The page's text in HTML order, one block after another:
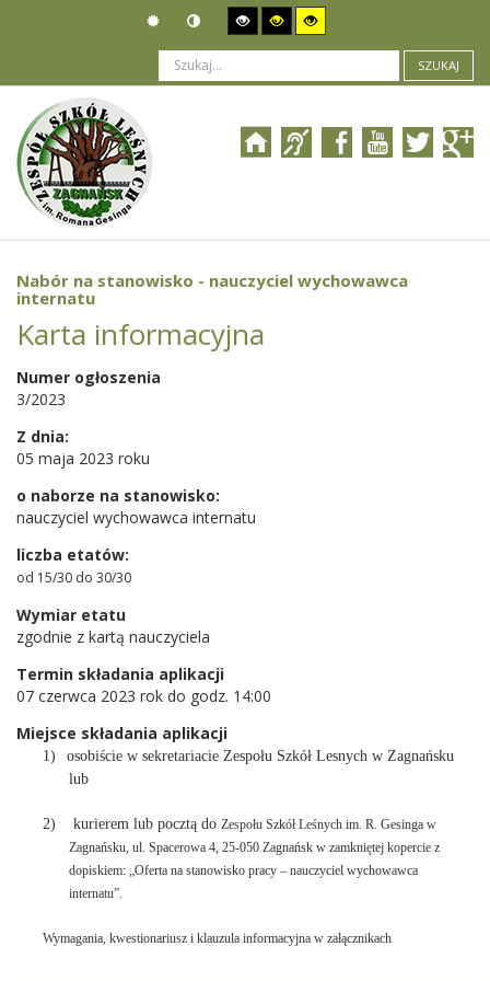
SZUKAJ
Jesteś tutaj: Ogłoszenia
Nabór na stanowisko - nauczyciel wychowawca internatu
Nabór na stanowisko - nauczyciel wychowawca
internatu
Karta informacyjna
Numer ogłoszenia
3/2023
Z dnia:
05 maja 2023 roku
o naborze na stanowisko:
nauczyciel wychowawca internatu
liczba etatów:
od 15/30 do 30/30
Wymiar etatu
zgodnie z kartą nauczyciela
Termin składania aplikacji
07 czerwca 2023 rok do godz. 14:00
Miejsce składania aplikacji
1)
osobiście w sekretariacie Zespołu Szkół Lesnych w Zagnańsku
lub
2) kurierem lub pocztą do Zespołu Szkół Leśnych im. R. Gesinga w
Zagnańsku, ul. Spacerowa 4, 25-050 Zagnańsk w zamkniętej kopercie z
dopiskiem: „Oferta na stanowisko pracy – nauczyciel wychowawca
internatu”.
Wymagania, kwestionariusz i klauzula informacyjna w załącznikach